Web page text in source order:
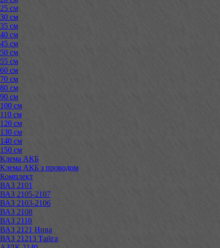
25 см
30 см
35 см
40 см
45 см
50 см
55 см
60 см
70 см
80 см
90 см
100 см
110 см
120 см
130 см
140 см
150 см
Клема АКБ
Клема АКБ з проводом
Комплект
ВАЗ 2101
ВАЗ 2105-2107
ВАЗ 2103-2106
ВАЗ 2108
ВАЗ 2110
ВАЗ 2121 Нива
ВАЗ 21213 Тайга